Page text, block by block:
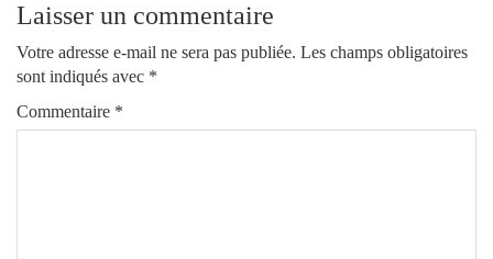
Laisser un commentaire
Votre adresse e-mail ne sera pas publiée. Les champs obligatoires
sont indiqués avec *
Commentaire *